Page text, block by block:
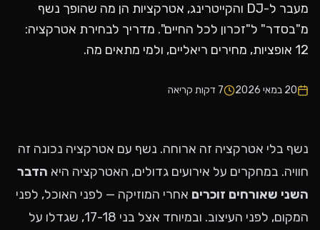
ביקורות
בלוג
צור
מעבר ל-DJ והקייטרינג, אטרקציות הן מה שהופך נשף
מ"בסדר" ל"זכרון לכל החיים". מדריך לבחירת אטרקציה:
12 אופציות, מחירים ריאליים, ולמי מתאים מה.
20 במאי 2026 7 דקות קריאה
נשף בלי אטרקציה זה ארוחה. נשף עם אטרקציה נכונה זה
חוויה. במחקרים על אירועים גדולים, האטרקציה היא הדבר
השני שאורחים זוכרים אחרי המוזיקה — לפני האוכל, לפני
המקום, לפני העיצוב. ובמיוחד אצל בני 17-18, שגדלו על